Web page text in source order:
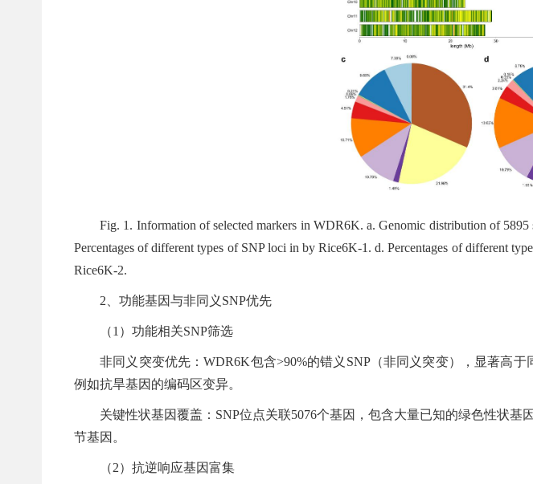
Fig. 1. Information of selected markers in WDR6K. a. Genomic distribution of
Percentages of different types of SNP loci in by Rice6K-1. d. Percentages of different
Rice6K-2.
2、功能基因与非同义SNP优先
（1）功能相关SNP筛选
非同义突变优先：WDR6K包含>90%的错义SNP（非同义突变），显著高
例如抗旱基因的编码区变异。
关键性状基因覆盖：SNP位点关联5076个基因，包含大量已知的绿色性状
节基因。
（2）抗逆响应基因富集